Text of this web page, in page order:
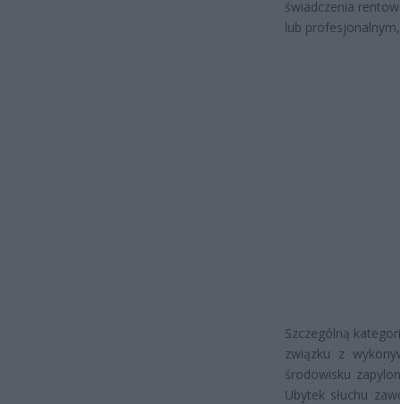
świadczenia
lub
Szczególną
związku z
środowisku
Ubytek słuchu